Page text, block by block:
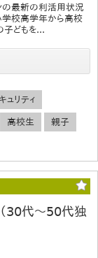
の最新の利活用状況
学校高学年から高校
子どもを...
ュリティ
高校生 親子
30代～50代独